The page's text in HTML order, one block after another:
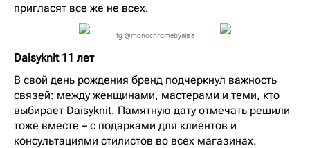
пригласят все же не всех.
tg @monochromebyalisa
Daisyknit 11 лет
В свой день рождения бренд подчеркнул важность
связей: между женщинами, мастерами и теми, кто
выбирает Daisyknit. Памятную дату отмечать решили
тоже вместе – с подарками для клиентов и
консультациями стилистов во всех магазинах.